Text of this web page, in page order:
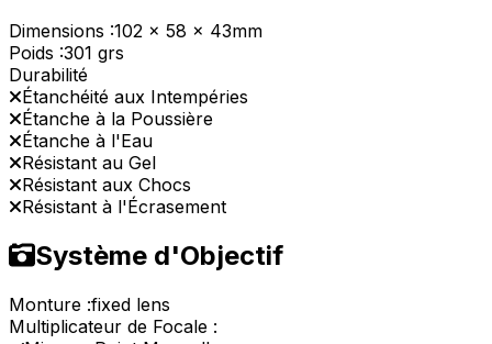
Dimensions :102 x 58 x 43mm
Poids :301 grs
Durabilité
Étanchéité aux Intempéries
Étanche à la Poussière
Étanche à l'Eau
Résistant au Gel
Résistant aux Chocs
Résistant à l'Écrasement
Système d'Objectif
Monture :fixed lens
Multiplicateur de Focale :